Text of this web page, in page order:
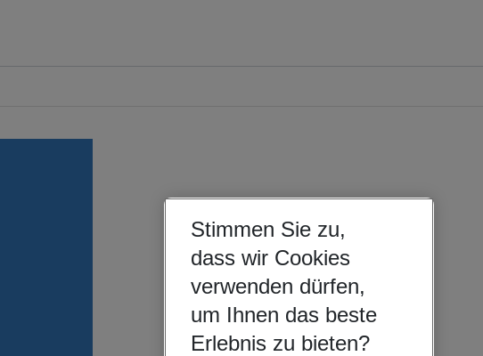
Stimmen Sie zu,
dass wir Cookies
verwenden dürfen,
um Ihnen das beste
Erlebnis zu bieten?